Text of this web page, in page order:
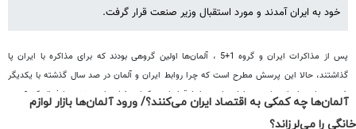
آلمان‌ها چه کمکی به اقتصاد ایران می‌کنند؟/ ورود آلمان‌ها بازار لوازم
خانگی را می‌لرزاند؟